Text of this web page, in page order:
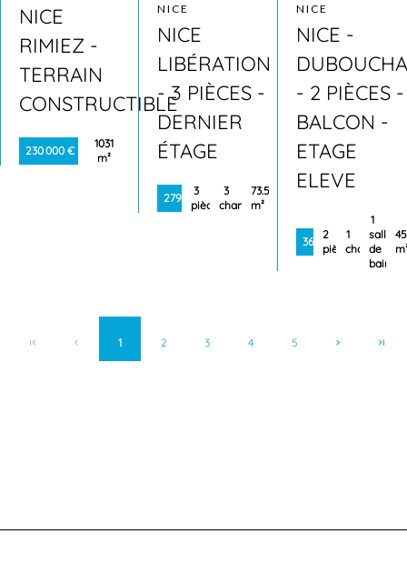
NICE
RIMIEZ -
TERRAIN
CONSTRUCTIBLE
230 000 €
1031
m²
NICE
NICE
LIBÉRATION
- 3 PIÈCES -
DERNIER
ÉTAGE
279 900 €
3
pièces
3
chambres
73.5
m²
NICE
NICE -
- 2 PIÈCES -
BALCON -
ETAGE
ELEVE
369 000 €
2
pièces
1
chambre
1
salle
de
bains
45
1 2 3 4 5